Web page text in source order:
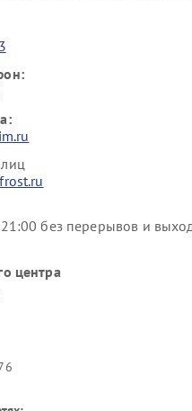
без перерывов и
центра